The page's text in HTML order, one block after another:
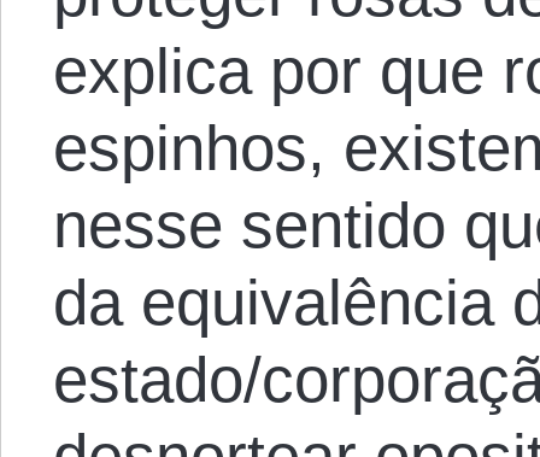
explica por que
espinhos,
nesse sentido
da equivalência
estado/